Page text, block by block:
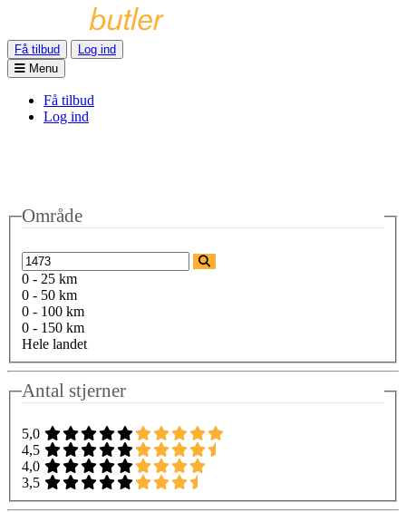
Få tilbud
Log ind
Menu
Få tilbud
Log ind
Område
0 - 25 km
0 - 50 km
0 - 100 km
0 - 150 km
Hele landet
Antal stjerner
5,0
4,5
4,0
3,5